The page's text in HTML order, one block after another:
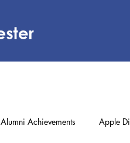
Alumni Achievements Apple